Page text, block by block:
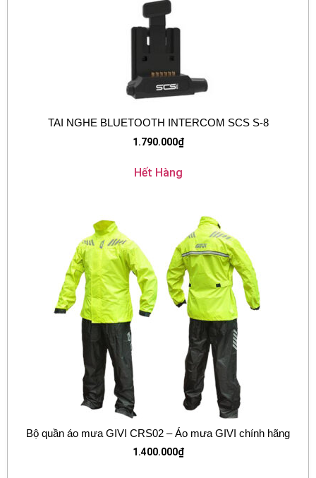
TAI NGHE BLUETOOTH INTERCOM SCS S-8
1.790.000₫
Hết Hàng
Bộ quần áo mưa GIVI CRS02 – Áo mưa GIVI chính hãng
1.400.000₫